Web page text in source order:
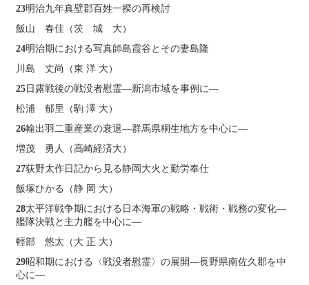
23明治九年真壁郡百姓一揆の再検討
飯山 春佳（茨 城 大）
24明治期における写真師島霞谷とその妻島隆
川島 丈尚（東 洋 大）
25 日露戦後の戦没者慰霊―新潟市域を事例に―
松浦 郁里（駒 澤 大）
26輸出羽二重産業の衰退―群馬県桐生地方を中心に―
増茂 勇人（高崎経済大）
27荻野太作日記から見る静岡大火と勤労奉仕
飯塚ひかる（静 岡 大）
28太平洋戦争期における日本海軍の戦略・戦術・戦務の変化―
艦隊決戦と主力艦を中心に―
輕部 悠太（大 正 大）
29昭和期における〈戦没者慰霊〉の展開―長野県南佐久郡を中
心に―